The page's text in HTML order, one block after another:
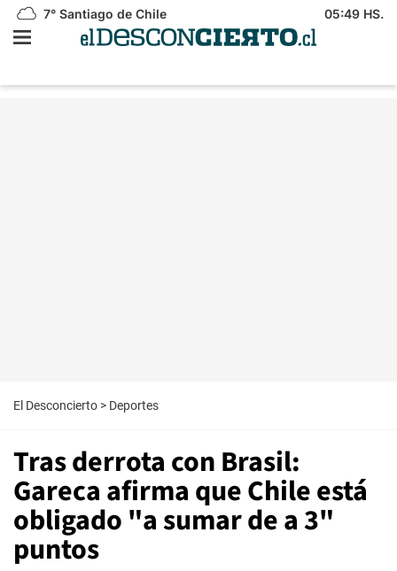
7° Santiago de Chile 05:49 HS.
El Desconcierto > Deportes
Tras derrota con Brasil:
Gareca afirma que Chile está
obligado "a sumar de a 3"
puntos